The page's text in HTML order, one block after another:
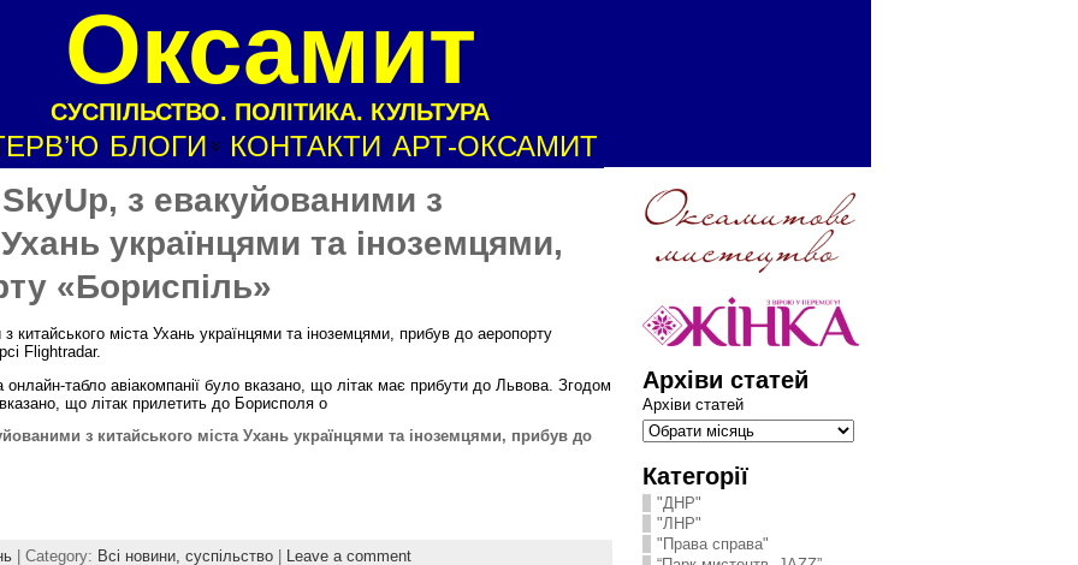
Оксамит
СУСПІЛЬСТВО. ПОЛІТИКА. КУЛЬТУРА
БЛОГИ КОНТАКТИ АРТ-ОКСАМИТ
SkyUp, з евакуйованими з
українцями та іноземцями,
«Бориспіль»
китайського міста Ухань українцями та іноземцями, прибув до аеропорту
Flightradar.
табло авіакомпанії було вказано, що літак має прибути до Львова. Згодом
що літак прилетить до Борисполя о
з китайського міста Ухань українцями та іноземцями, прибув до
| Category: Всі новини, суспільство Leave a comment
Архіви статей
Архіви статей
Категорії
"ДНР"
"ЛНР"
"Права справа"